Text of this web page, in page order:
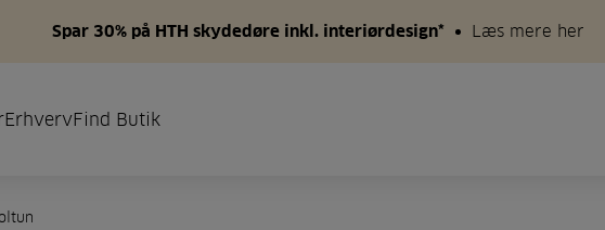
Spar 30% på HTH skydedøre inkl. interiørdesign* Læs mere her
ErhvervFind Butik